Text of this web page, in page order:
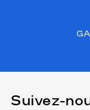
Suivez-